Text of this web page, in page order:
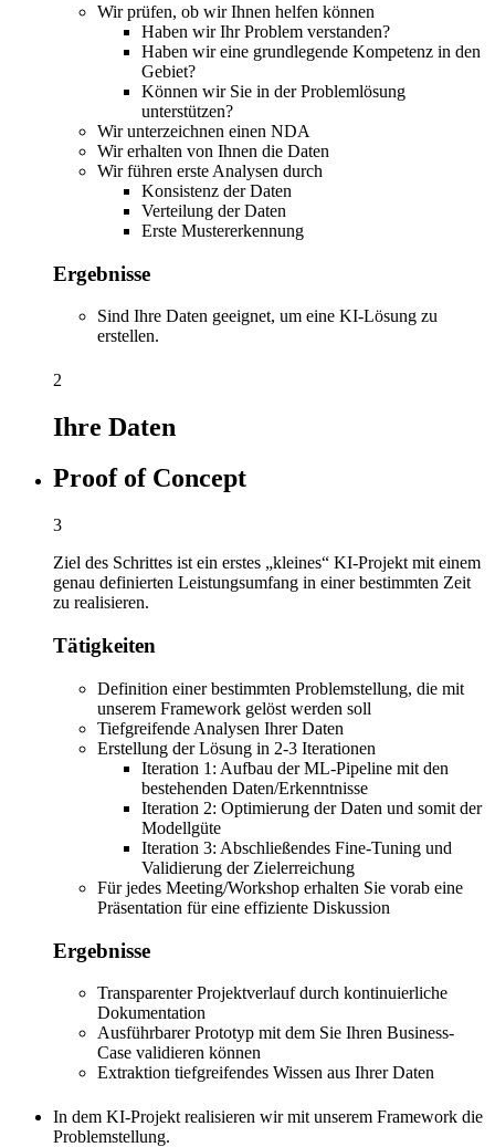
Wir prüfen, ob wir Ihnen helfen können
Haben wir Ihr Problem verstanden?
Haben wir eine grundlegende Kompetenz in den
Gebiet?
Können wir Sie in der Problemlösung
unterstützen?
Wir unterzeichnen einen NDA
Wir erhalten von Ihnen die Daten
Wir führen erste Analysen durch
Konsistenz der Daten
Verteilung der Daten
Erste Mustererkennung
Ergebnisse
Sind Ihre Daten geeignet, um eine KI-Lösung zu
erstellen.
2
Ihre Daten
Proof of Concept
3
Ziel des Schrittes ist ein erstes „kleines“ KI-Projekt mit einem
genau definierten Leistungsumfang in einer bestimmten Zeit
zu realisieren.
Tätigkeiten
Definition einer bestimmten Problemstellung, die mit
unserem Framework gelöst werden soll
Tiefgreifende Analysen Ihrer Daten
Erstellung der Lösung in 2-3 Iterationen
Iteration 1: Aufbau der ML-Pipeline mit den
bestehenden Daten/Erkenntnisse
Iteration 2: Optimierung der Daten und somit der
Modellgüte
Iteration 3: Abschließendes Fine-Tuning und
Validierung der Zielerreichung
Für jedes Meeting/Workshop erhalten Sie vorab eine
Präsentation für eine effiziente Diskussion
Ergebnisse
Transparenter Projektverlauf durch kontinuierliche
Dokumentation
Ausführbarer Prototyp mit dem Sie Ihren Business-
Case validieren können
Extraktion tiefgreifendes Wissen aus Ihrer Daten
In dem KI-Projekt realisieren wir mit unserem Framework die
Problemstellung.